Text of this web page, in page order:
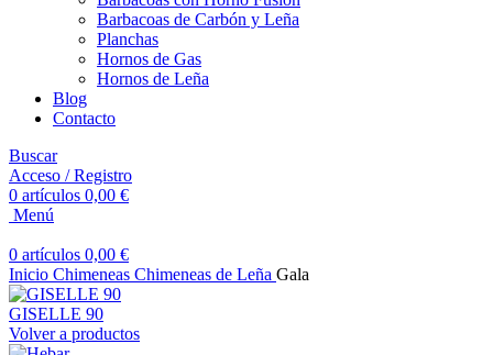
Barbacoas de Carbón y Leña
Planchas
Hornos de Gas
Hornos de Leña
Blog
Contacto
Buscar
Acceso / Registro
0 artículos 0,00 €
Menú
0 artículos 0,00 €
Inicio Chimeneas Chimeneas de Leña Gala
GISELLE 90
Volver a productos